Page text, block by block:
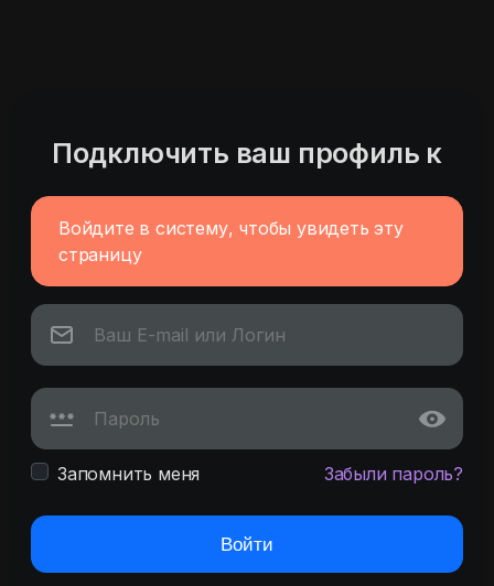
Подключить ваш профиль к
Войдите в систему, чтобы увидеть эту
страницу
Запомнить меня Забыли пароль?
Войти